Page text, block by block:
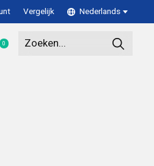
Vergelijk Nederlands
0items